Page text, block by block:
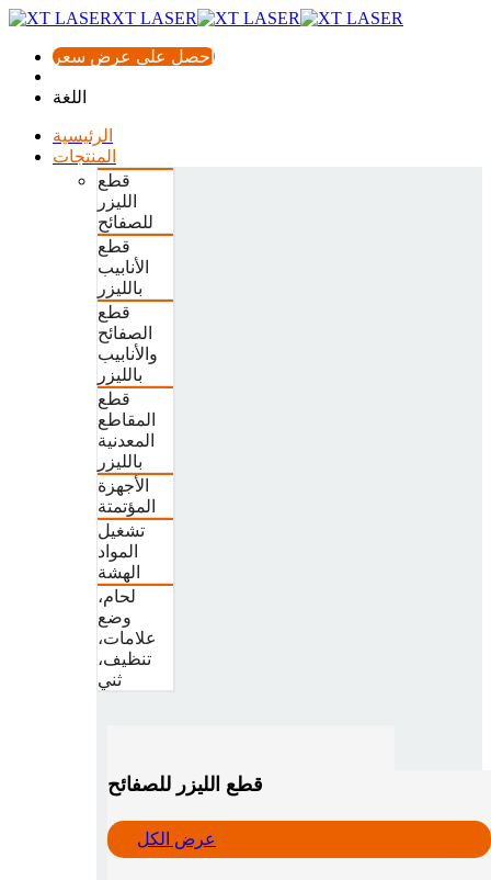
XT LASER
احصل على عرض سعر
اللغة
الرئيسية
المنتجات
قطع
الليزر
للصفائح
قطع
الأنابيب
بالليزر
قطع
الصفائح
والأنابيب
بالليزر
قطع
المقاطع
المعدنية
بالليزر
الأجهزة
المؤتمتة
تشغيل
المواد
الهشة
لحام،
وضع
علامات،
تنظيف،
ثني
قطع الليزر للصفائح
عرض الكل